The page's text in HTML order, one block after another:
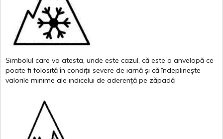
Simbolul care va atesta, unde este cazul, că este o anvelopă ce
poate fi folosită în condiții severe de iarnă și că îndeplinește
valorile minime ale indicelui de aderență pe zăpadă